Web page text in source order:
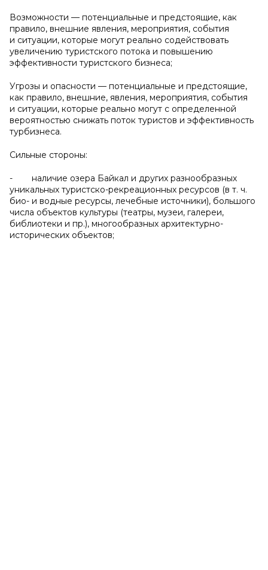
Возможности — потенциальные и предстоящие, как
правило, внешние явления, мероприятия, события
и ситуации, которые могут реально содействовать
увеличению туристского потока и повышению
эффективности туристского бизнеса;
Угрозы и опасности — потенциальные и предстоящие,
как правило, внешние, явления, мероприятия, события
и ситуации, которые реально могут с определенной
вероятностью снижать поток туристов и эффективность
турбизнеса.
Сильные стороны:
- наличие озера Байкал и других разнообразных
уникальных туристско-рекреационных ресурсов (в т. ч.
био- и водные ресурсы, лечебные источники), большого
числа объектов культуры (театры, музеи, галереи,
библиотеки и пр.), многообразных архитектурно-
исторических объектов;